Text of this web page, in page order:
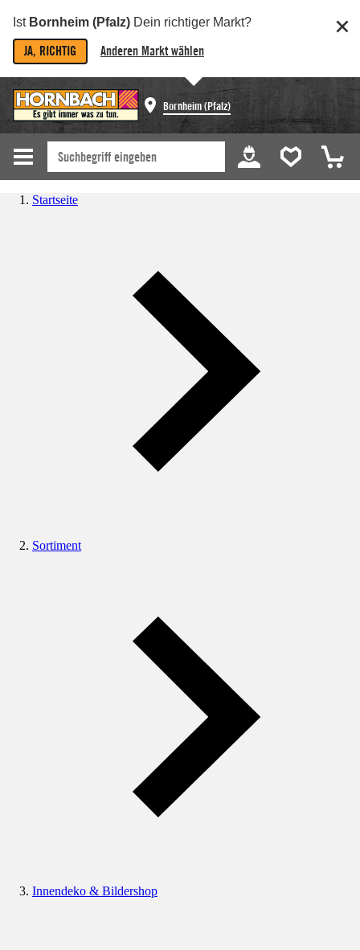
Ist Bornheim (Pfalz) Dein richtiger Markt?
JA, RICHTIG Anderen Markt wählen
Bornheim (Pfalz)
Startseite
Sortiment
Innendeko & Bildershop